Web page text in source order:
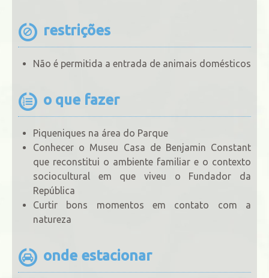
restrições
Não é permitida a entrada de animais domésticos
o que fazer
Piqueniques na área do Parque
Conhecer o Museu Casa de Benjamin Constant
que reconstitui o ambiente familiar e o contexto
sociocultural em que viveu o Fundador da
República
Curtir bons momentos em contato com a
natureza
onde estacionar